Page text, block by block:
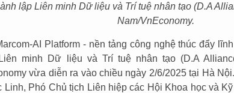
lập Liên minh Dữ liệu và Trí tuệ nhân tạo (D.A
Nam/VnEconomy.
AI Platform - nền tảng công nghệ thúc đẩy
minh Dữ liệu và Trí tuệ nhân tạo (D.A
vừa diễn ra vào chiều ngày 2/6/2025 tại Hà
Linh, Phó Chủ tịch Liên hiệp các Hội Khoa học và